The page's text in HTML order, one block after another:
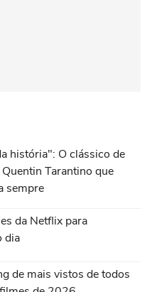
história": O clássico de
Tarantino que
sempre
da Netflix para
dia
de mais vistos de todos